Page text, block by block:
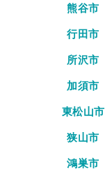
熊谷市
行田市
所沢市
加須市
東松山市
狭山市
鴻巣市